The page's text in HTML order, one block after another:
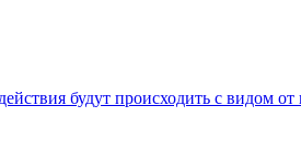
будут происходить с